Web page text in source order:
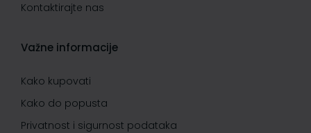
Kontaktirajte nas
Važne informacije
Kako kupovati
Kako do popusta
Privatnost i sigurnost podataka